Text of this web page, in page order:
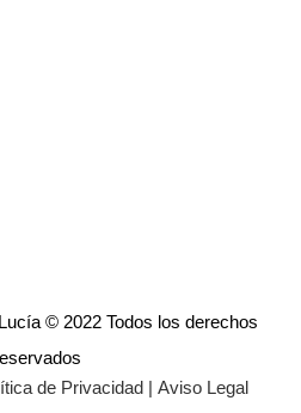
© 2022 Todos los derechos
de Privacidad| Aviso Legal